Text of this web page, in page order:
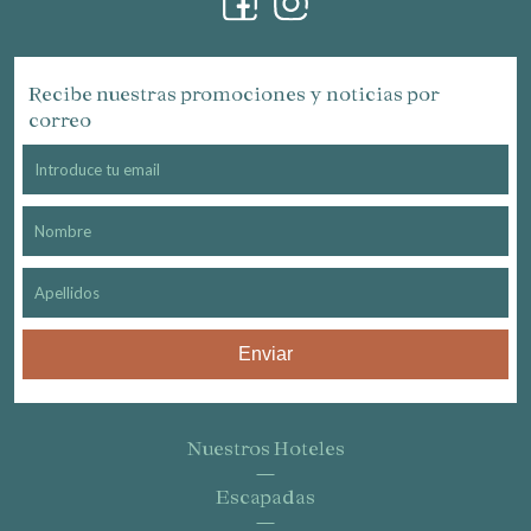
Recibe nuestras promociones y noticias por
correo
Enviar
Nuestros Hoteles
Escapadas